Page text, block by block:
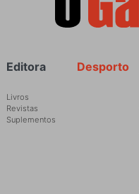
Rodapé Desporto
Editora
Livros
Revistas
Suplementos